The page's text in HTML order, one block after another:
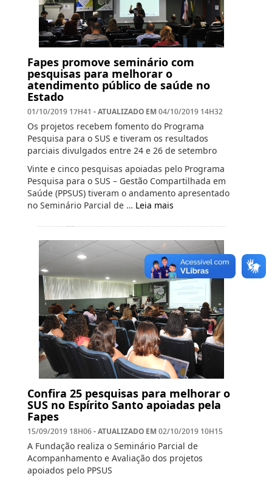
Fapes promove seminário com
pesquisas para melhorar o
atendimento público de saúde no
Estado
01/10/2019 17H41 - ATUALIZADO EM 04/10/2019 14H32
Os projetos recebem fomento do Programa
Pesquisa para o SUS e tiveram os resultados
parciais divulgados entre 24 e 26 de setembro
Vinte e cinco pesquisas apoiadas pelo Programa
Pesquisa para o SUS – Gestão Compartilhada em
Saúde (PPSUS) tiveram o andamento apresentado
no Seminário Parcial de … Leia mais
Confira 25 pesquisas para melhorar o
SUS no Espírito Santo apoiadas pela
Fapes
15/09/2019 18H06- ATUALIZADO EM 02/10/2019 10H15
A Fundação realiza o Seminário Parcial de
Acompanhamento e Avaliação dos projetos
apoiados pelo PPSUS